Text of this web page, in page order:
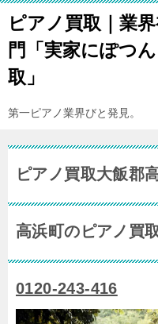
ピアノ買取｜業
門「実家にぽつ
取」
第一ピアノ業界びと発見。
ピアノ買取大飯郡
高浜町のピアノ買取
0120-243-416